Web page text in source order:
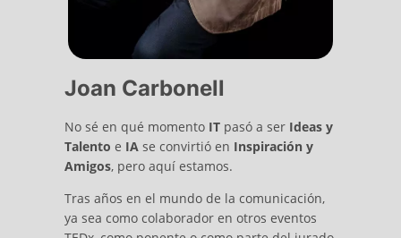
Joan Carbonell
No sé en qué momento ITpasó a ser Ideas y
Talento e IA se convirtió en Inspiración y
Amigos, pero aquí estamos.
Tras años en el mundo de la comunicación,
ya sea como colaborador en otros eventos